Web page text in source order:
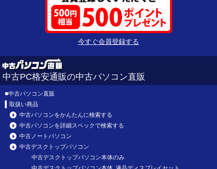
今すぐ会員登録する
中古PC格安通販の中古パソコン直販
■中古パソコン直販
取扱い商品
中古パソコンをかんたんに検索する
中古パソコンを詳細スペックで検索する
中古ノートパソコン
中古デスクトップパソコン
中古デスクトップパソコン本体のみ